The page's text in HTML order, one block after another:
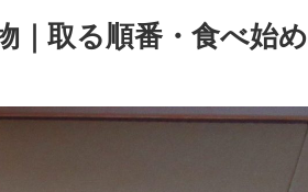
｜取る順番・食べ始